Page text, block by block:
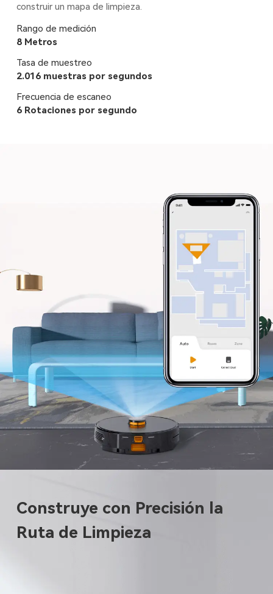
construir un mapa de limpieza.
Rango de medición
8 Metros
Tasa de muestreo
2.016 muestras por segundos
Frecuencia de escaneo
6 Rotaciones por segundo
Construye con Precisión la
Ruta de Limpieza